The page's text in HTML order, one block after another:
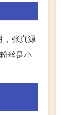
，张真源
丝是小